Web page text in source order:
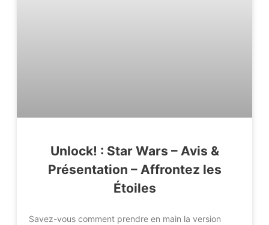
Unlock! : Star Wars – Avis &
Présentation – Affrontez les
Étoiles
Savez-vous comment prendre en main la version